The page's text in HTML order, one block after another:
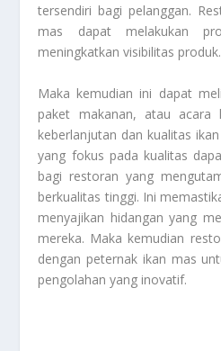
tersendiri bagi pelanggan.
mas dapat melakukan
meningkatkan visibilitas produk.
Maka kemudian ini dapat
paket makanan, atau acara
keberlanjutan dan kualitas
yang fokus pada kualitas
bagi restoran yang
berkualitas tinggi. Ini
menyajikan hidangan yang
mereka. Maka kemudian
dengan peternak ikan mas
pengolahan yang inovatif.